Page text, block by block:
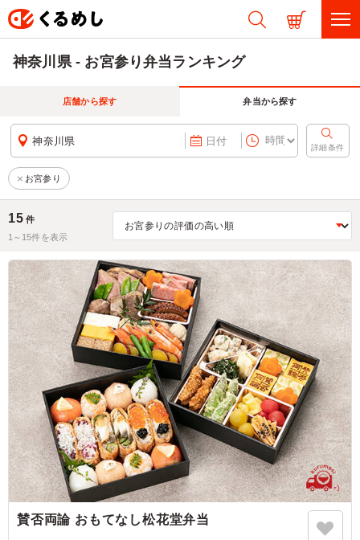
神奈川県 - お宮参り弁当ランキング
店舗から探す 弁当から探す
神奈川県 日付
詳細条件
お宮参り
15 件
1～ 15件を表示
賛否両論 おもてなし松花堂弁当